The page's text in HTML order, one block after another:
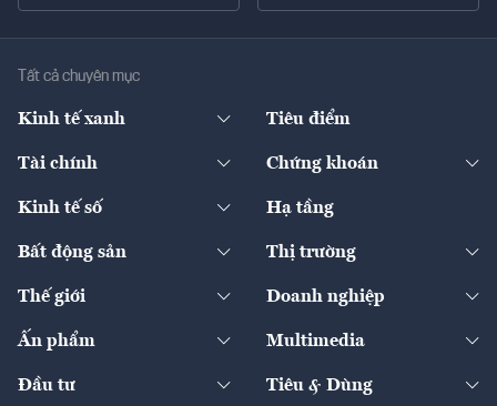
Tất cả chuyên mục
Kinh tế xanh
Diễn đàn
Tiêu điểm
Tài chính
Ngân hàng
Bảo hiểm
Chứng khoán
Doanh nghiệp niêm yết
Khung pháp lý
Kinh tế số
Sản phẩm - Thị trường
Start-up
Quản trị số
Hạ tầng
Bất động sản
Chính sách
Thị trường
Thị trường
Thế giới
Kinh tế
Doanh nghiệp
Ấn phẩm
The Guide
Multimedia
Đầu tư Tiêu & Dùng